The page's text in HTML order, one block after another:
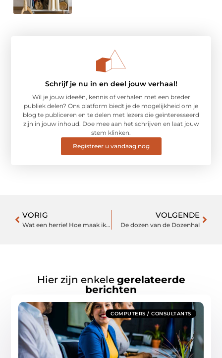
Schrijf je nu in en deel jouw verhaal!
Wil je jouw ideeën, kennis of verhalen met een breder
publiek delen? Ons platform biedt je de mogelijkheid om je
blog te publiceren en te delen met lezers die geïnteresseerd
zijn in jouw inhoud. Doe mee aan het schrijven en laat jouw
stem klinken.
Registreer u vandaag nog
VORIG
Wat een herrie! Hoe maak ik mijn pc stiller?
VOLGENDE
De dozen van de Dozenhal
Hier zijn enkele gerelateerde
berichten
COMPUTERS / CONSULTANTS